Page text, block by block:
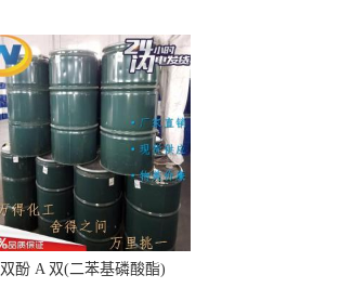
双酚 A 双(二苯基磷酸酯)